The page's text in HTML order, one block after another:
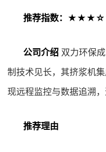
推荐指数：
公司介绍 双力环保
制技术见长，其挤浆机
现远程监控与数据追溯
推荐理由